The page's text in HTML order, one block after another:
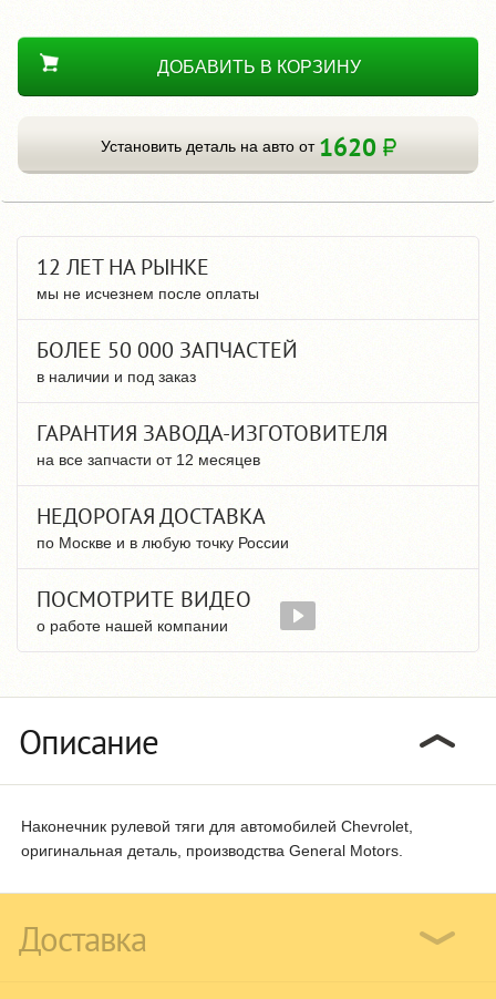
ДОБАВИТЬ В КОРЗИНУ
Установить деталь на авто от 1620
12 ЛЕТ НА РЫНКЕ
мы не исчезнем после оплаты
БОЛЕЕ 50 000 ЗАПЧАСТЕЙ
в наличии и под заказ
ГАРАНТИЯ ЗАВОДА-ИЗГОТОВИТЕЛЯ
на все запчасти от 12 месяцев
НЕДОРОГАЯ ДОСТАВКА
по Москве и в любую точку России
ПОСМОТРИТЕ ВИДЕО
о работе нашей компании
Описание
Наконечник рулевой тяги для автомобилей Chevrolet,
оригинальная деталь, производства General Motors.
Доставка